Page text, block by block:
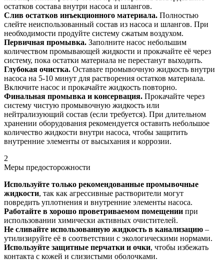
остатков состава внутри насоса и шлангов.
Слив остатков инъекционного материала. Полностью
слейте неиспользованный состав из насоса и шлангов. При
необходимости продуйте систему сжатым воздухом.
Первичная промывка. Заполните насос небольшим
количеством промывающей жидкости и прокачайте её через
систему, пока остатки материала не перестанут выходить.
Глубокая очистка. Оставьте промывочную жидкость внутри
насоса на 5-10 минут для растворения остатков материала.
Включите насос и прокачайте жидкость повторно.
Финальная промывка и консервация. Прокачайте через
систему чистую промывочную жидкость или
нейтрализующий состав (если требуется). При длительном
хранении оборудования рекомендуется оставить небольшое
количество жидкости внутри насоса, чтобы защитить
внутренние элементы от высыхания и коррозии.
2
Меры предосторожности
Используйте только рекомендованные промывочные
жидкости, так как агрессивные растворители могут
повредить уплотнения и внутренние элементы насоса.
Работайте в хорошо проветриваемом помещении при
использовании химически активных очистителей.
Не сливайте использованную жидкость в канализацию –
утилизируйте её в соответствии с экологическими нормами.
Используйте защитные перчатки и очки, чтобы избежать
контакта с кожей и слизистыми оболочками.